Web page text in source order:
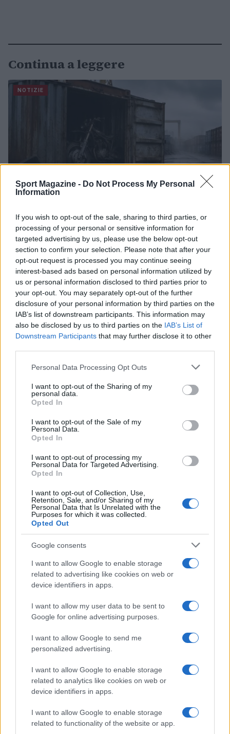
Sport Magazine - Do Not Process My Personal
Information
If you wish to opt-out of the sale, sharing to third parties, or
processing of your personal or sensitive information for
targeted advertising by us, please use the below opt-out
section to confirm your selection. Please note that after your
opt-out request is processed you may continue seeing
interest-based ads based on personal information utilized by
us or personal information disclosed to third parties prior to
your opt-out. You may separately opt-out of the further
disclosure of your personal information by third parties on the
IAB’s list of downstream participants. This information may
also be disclosed by us to third parties on the IAB’s List of
Downstream Participants that may further disclose it to other
Please note that this website/app uses one or more Google
not limited to your visit or usage behaviour. You may click to
grant or deny consent to Google and its third-party tags to
use your data for below specified purposes in below Google
consent section.
Personal Data Processing Opt Outs
I want to opt-out of the Sharing of my
personal data.
Opted In
I want to opt-out of the Sale of my
Personal Data.
Opted In
I want to opt-out of processing my
Personal Data for Targeted Advertising.
Opted In
I want to opt-out of Collection, Use,
Retention, Sale, and/or Sharing of my
Personal Data that Is Unrelated with the
Purposes for which it was collected.
Opted Out
Google consents
I want to allow Google to enable storage
related to advertising like cookies on web or
device identifiers in apps.
I want to allow my user data to be sent to
Google for online advertising purposes.
I want to allow Google to send me
personalized advertising.
I want to allow Google to enable storage
related to analytics like cookies on web or
device identifiers in apps.
I want to allow Google to enable storage
related to functionality of the website or app.
Continua a leggere
NOTIZIE
Scoperte carcasse di moto e motori in container
destinati al Senegal
Ilaria Mauri · 4 Ago 2026
Nuova Zelanda: ondata di freddo eccezionale porta
neve a bassa quota
Francesca Lombardi · 4 Ago 2026
NOTIZIE
Impostazioni telefono e avvisi: ecosistema per
attenzione sana
PIÙ LETTI
XPENG Partner del Teatro del Silenzio 2026: Veicoli
Rilancio degli impianti sciistici in Val Vigezzo, Val